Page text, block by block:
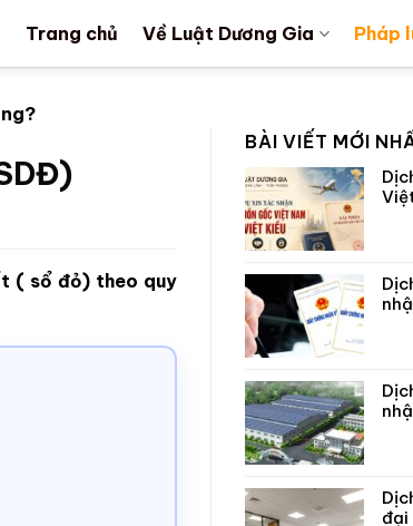
Trang chủ Về Luật Dương Gia Pháp
( sổ đỏ) theo quy
BÀI VIẾT MỚI
đại